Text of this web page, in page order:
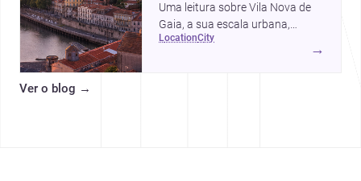
Uma leitura sobre Vila Nova de
Gaia, a sua escala urbana,
património arquitectónico e
location city
→
Ver o blog →